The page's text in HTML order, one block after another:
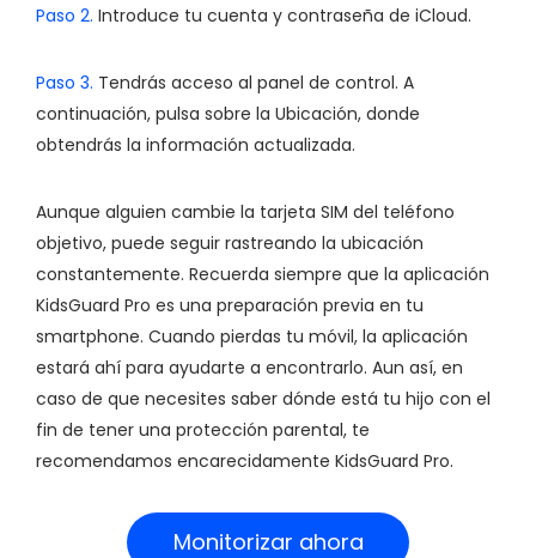
Paso 2. Introduce tu cuenta y contraseña de iCloud.
Paso 3. Tendrás acceso al panel de control. A
continuación, pulsa sobre la Ubicación, donde
obtendrás la información actualizada.
Aunque alguien cambie la tarjeta SIM del teléfono
objetivo, puede seguir rastreando la ubicación
constantemente. Recuerda siempre que la aplicación
KidsGuard Pro es una preparación previa en tu
smartphone. Cuando pierdas tu móvil, la aplicación
estará ahí para ayudarte a encontrarlo. Aun así, en
caso de que necesites saber dónde está tu hijo con el
fin de tener una protección parental, te
recomendamos encarecidamente KidsGuard Pro.
Monitorizar ahora